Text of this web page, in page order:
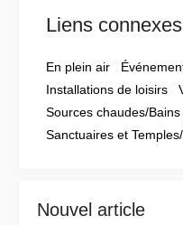
Liens connexes
En plein air
Installations de loisirs
Sources chaudes/
Sanctuaires et
Nouvel article